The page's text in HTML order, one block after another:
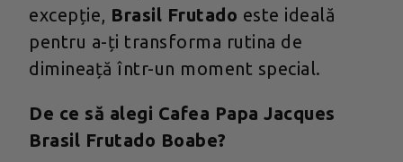
excepție, Brasil Frutado este ideală
pentru a-ți transforma rutina de
dimineață într-un moment special.
De ce să alegi Cafea Papa Jacques
Brasil Frutado Boabe?